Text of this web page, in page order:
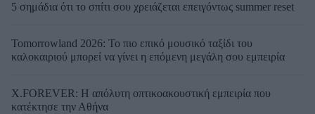
5 σημάδια ότι το σπίτι σου χρειάζεται επειγόντως summer reset
Tomorrowland 2026: Το πιο επικό μουσικό ταξίδι του
καλοκαιριού μπορεί να γίνει η επόμενη μεγάλη σου εμπειρία
X.FOREVER: Η απόλυτη οπτικοακουστική εμπειρία που
κατέκτησε την Αθήνα